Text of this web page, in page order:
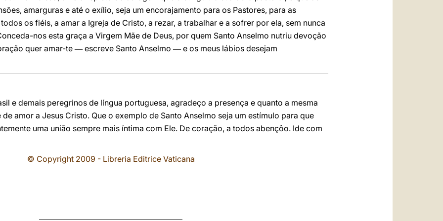
amarguras e até o exílio, seja um encorajamento para os Pastores, para as
os fiéis, a amar a Igreja de Cristo, a rezar, a trabalhar e a sofrer por ela, sem nunca
nos esta graça a Virgem Mãe de Deus, por quem Santo Anselmo nutriu devoção
quer amar-te — escreve Santo Anselmo — e os meus lábios desejam
e demais peregrinos de língua portuguesa, agradeço a presença e quanto a mesma
amor a Jesus Cristo. Que o exemplo de Santo Anselmo seja um estímulo para que
uma união sempre mais íntima com Ele. De coração, a todos abençôo. Ide com
© Copyright 2009 - Libreria Editrice Vaticana